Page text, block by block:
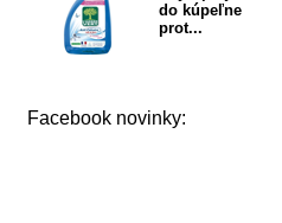
do kúpeľne
prot...
Facebook novinky: